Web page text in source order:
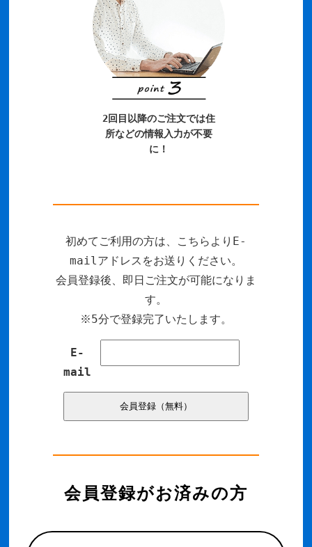
2回目以降のご注文では住
所などの情報入力が不要
に！
初めてご利用の方は、こちらよりE-
mailアドレスをお送りください。
会員登録後、即日ご注文が可能になりま
す。
※5分で登録完了いたします。
E-
mail
会員登録がお済みの方